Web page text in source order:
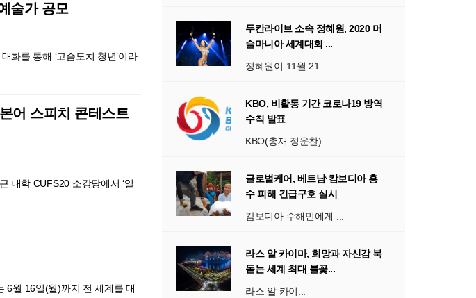
술가 공모
화를 통해 ‘고슴도치 청년’이라
어 스피치 콘테스트
대학 CUFS20 소강당에서 ‘일
6월 16일(월)까지 전 세계를 대
두칸라이브 소속 정혜원, 2020 머
슬마니아 세계대회 ...
정혜원이 11월 21...
KBO, 비활동 기간 코로나19 방역
수칙 발표
KBO(총재 정운찬)...
글로벌케어, 베트남·캄보디아 홍
수 피해 긴급구호 실시
캄보디아 수해민에게 ...
라스 알 카이마, 희망과 자신감 북
돋는 세계 최대 불꽃...
라스 알 카이...